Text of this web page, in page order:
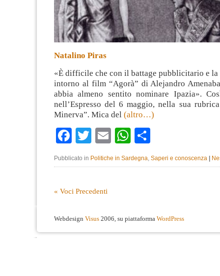
Natalino Piras
«È difficile che con il battage pubblicitario e
intorno al film “Agorà” di Alejandro
abbia almeno sentito nominare Ipazia».
nell’Espresso del 6 maggio, nella sua
Minerva”. Mica del (altro…)
Facebook
TwitterEmailWhatsApp
Pubblicato in Politiche in Sardegna, Saperi e conoscenza
« Voci Precedenti
Webdesign Visus 2006, su piattaforma WordPress